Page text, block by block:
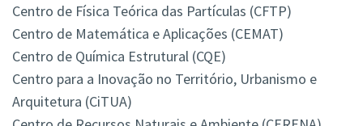
Centro de Física Teórica das Partículas (CFTP)
Centro de Matemática e Aplicações (CEMAT)
Centro de Química Estrutural (CQE)
Centro para a Inovação no Território, Urbanismo e
Arquitetura (CiTUA)